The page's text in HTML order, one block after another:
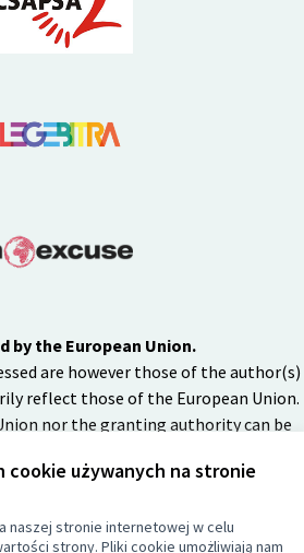
cookie używanych na stronie
naszej stronie internetowej w celu
strony. Pliki cookie umożliwiają nam
by the European Union.
are however those of the author(s)
reflect those of the European Union.
nor the granting authority can be
Licencja
(Link